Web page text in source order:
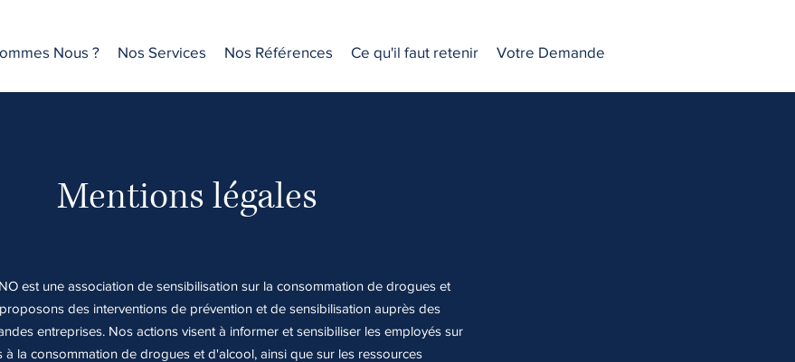
Nous ? Nos Services Nos Références Ce qu'il faut retenir Votre Demande
Mentions légales
est une association de sensibilisation sur la consommation de drogues et
des interventions de prévention et de sensibilisation auprès des
entreprises. Nos actions visent à informer et sensibiliser les employés sur
à la consommation de drogues et d'alcool, ainsi que sur les ressources